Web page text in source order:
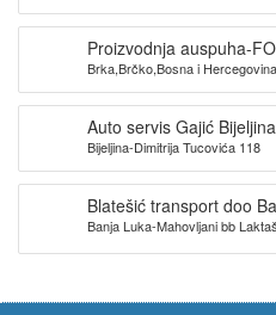
Proizvodnja auspuha-
Brka,Brčko,Bosna i Hercegovina
Auto servis Gajić Bijeljina
Bijeljina-Dimitrija Tucovića 118
Blatešić transport doo
Banja Luka-Mahovljani bb